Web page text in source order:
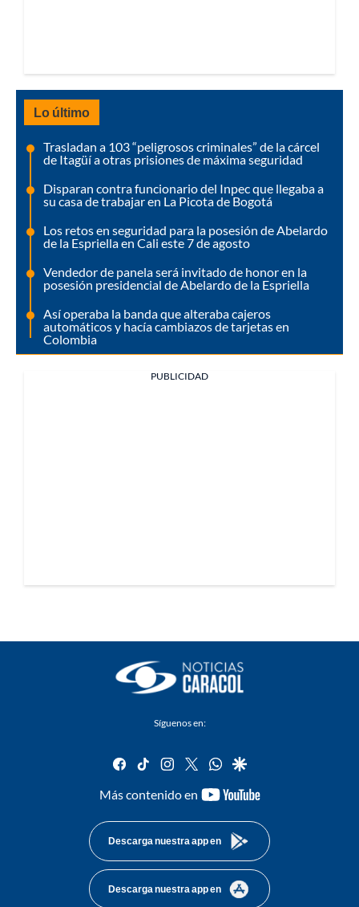
Lo último
Trasladan a 103 “peligrosos criminales” de la cárcel
de Itagüí a otras prisiones de máxima seguridad
Disparan contra funcionario del Inpec que llegaba a
su casa de trabajar en La Picota de Bogotá
Los retos en seguridad para la posesión de Abelardo
de la Espriella en Cali este 7 de agosto
Vendedor de panela será invitado de honor en la
posesión presidencial de Abelardo de la Espriella
Así operaba la banda que alteraba cajeros
automáticos y hacía cambiazos de tarjetas en
Colombia
PUBLICIDAD
Síguenos en:
facebook
tiktok instagram
twitterwhatsapp
google
Más contenido en
youtube-
Descarga nuestra app en
Descarga nuestra app en